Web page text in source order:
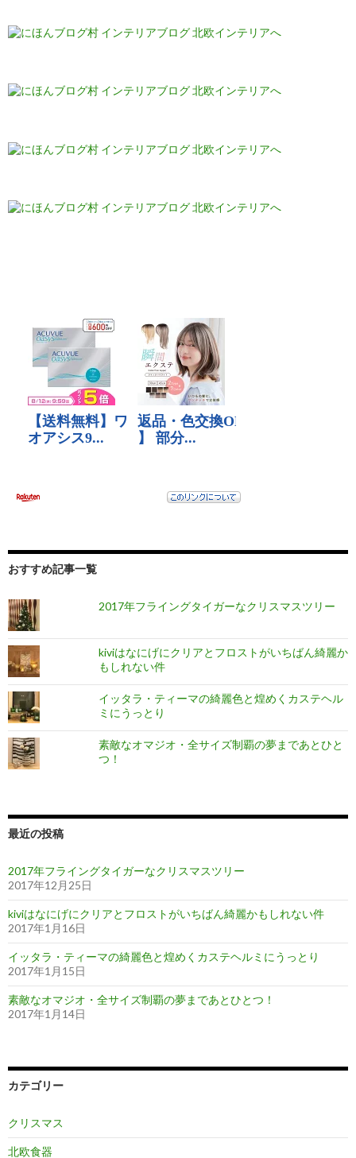
おすすめ記事一覧
2017年フライングタイガーなクリスマスツリー
kiviはなにげにクリアとフロストがいちばん綺麗か
もしれない件
イッタラ・ティーマの綺麗色と煌めくカステヘル
ミにうっとり
素敵なオマジオ・全サイズ制覇の夢まであとひと
つ！
最近の投稿
2017年フライングタイガーなクリスマスツリー
2017年12月25日
kiviはなにげにクリアとフロストがいちばん綺麗かもしれない件
2017年1月16日
イッタラ・ティーマの綺麗色と煌めくカステヘルミにうっとり
2017年1月15日
素敵なオマジオ・全サイズ制覇の夢まであとひとつ！
2017年1月14日
カテゴリー
クリスマス
北欧食器